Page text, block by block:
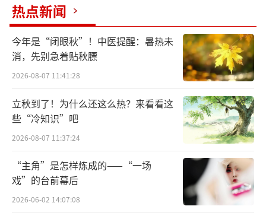
船等德化窑古代珍品，还集中展示了现当代艺
术家的白瓷佳作，体现出德化瓷精湛的制瓷技
艺和一脉相承的传承创新。
福建德化地区的陶瓷制作历史源远流长，
最早可追溯到新石器时期。宋元时期，德化陶
瓷业随着海外贸易的兴盛而繁荣，青白瓷、白
瓷成为主流，并源源不断地销往海外，是海上
丝绸之路上重要的商品。明代，“中国白”在
窑火的淬炼中脱颖而出，因如脂似玉，有温润
的手感，成为中国陶瓷发展史上的精品，风靡
热点新闻
今年是“闭眼秋”！中医提醒：暑热未
消，先别急着贴秋膘
2026-08-07 11:41:28
立秋到了！为什么还这么热？来看看这
些“冷知识”吧
2026-08-07 11:37:24
“主角”是怎样炼成的——“一场
戏”的台前幕后
2026-06-02 14:07:08